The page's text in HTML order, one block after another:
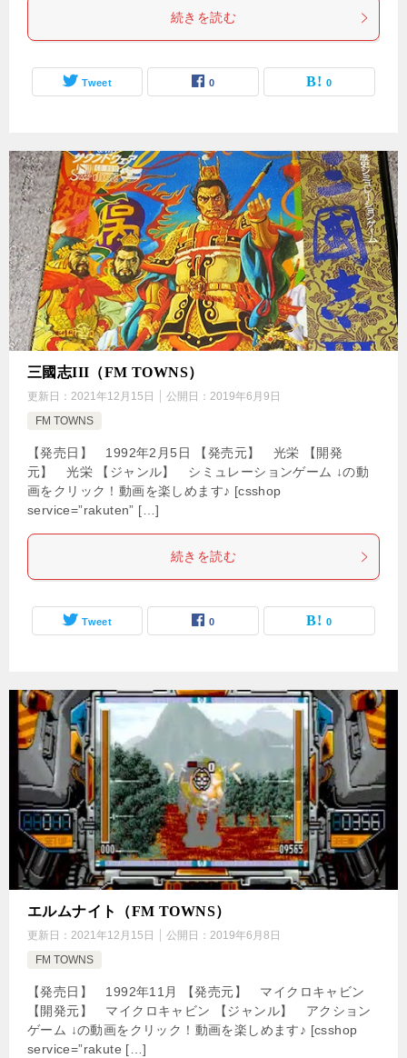
続きを読む
Tweet 0 0
三國志III（FM TOWNS）
更新日： 2021年12月15日 公開日： 2019年6月9日
FM TOWNS
【発売日】 1992年2月5日 【発売元】 光栄 【開発
元】 光栄 【ジャンル】 シミュレーションゲーム ↓の動
画をクリック！動画を楽しめます♪ [csshop
service=”rakuten” […]
続きを読む
Tweet 0 0
エルムナイト（FM TOWNS）
更新日： 2021年12月15日 公開日： 2019年6月8日
FM TOWNS
【発売日】 1992年11月 【発売元】 マイクロキャビン
【開発元】 マイクロキャビン 【ジャンル】 アクション
ゲーム ↓の動画をクリック！動画を楽しめます♪ [csshop
service=”rakute […]